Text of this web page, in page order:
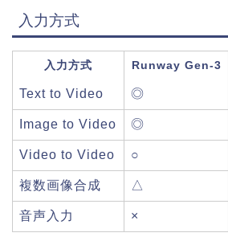
入力方式
入力方式 Runway Gen-3
Text to Video ◎
Image to Video ◎
Video to Video ○
複数画像合成 △
音声入力 ×